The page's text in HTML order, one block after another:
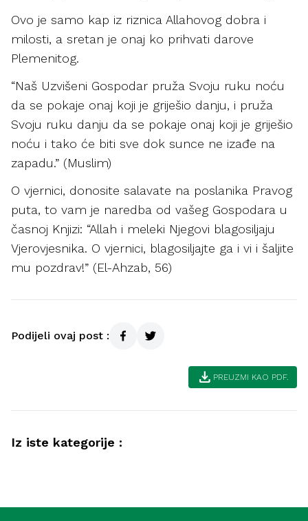
Ovo je samo kap iz riznica Allahovog dobra i
milosti, a sretan je onaj ko prihvati darove
Plemenitog.
“Naš Uzvišeni Gospodar pruža Svoju ruku noću
da se pokaje onaj koji je griješio danju, i pruža
Svoju ruku danju da se pokaje onaj koji je griješio
noću i tako će biti sve dok sunce ne izađe na
zapadu.” (Muslim)
O vjernici, donosite salavate na poslanika Pravog
puta, to vam je naredba od vašeg Gospodara u
časnoj Knjizi: “Allah i meleki Njegovi blagosiljaju
Vjerovjesnika. O vjernici, blagosiljajte ga i vi i šaljite
mu pozdrav!” (El-Ahzab, 56)
Podijeli ovaj post :
download PREUZMI KAO PDF.
Iz iste kategorije :